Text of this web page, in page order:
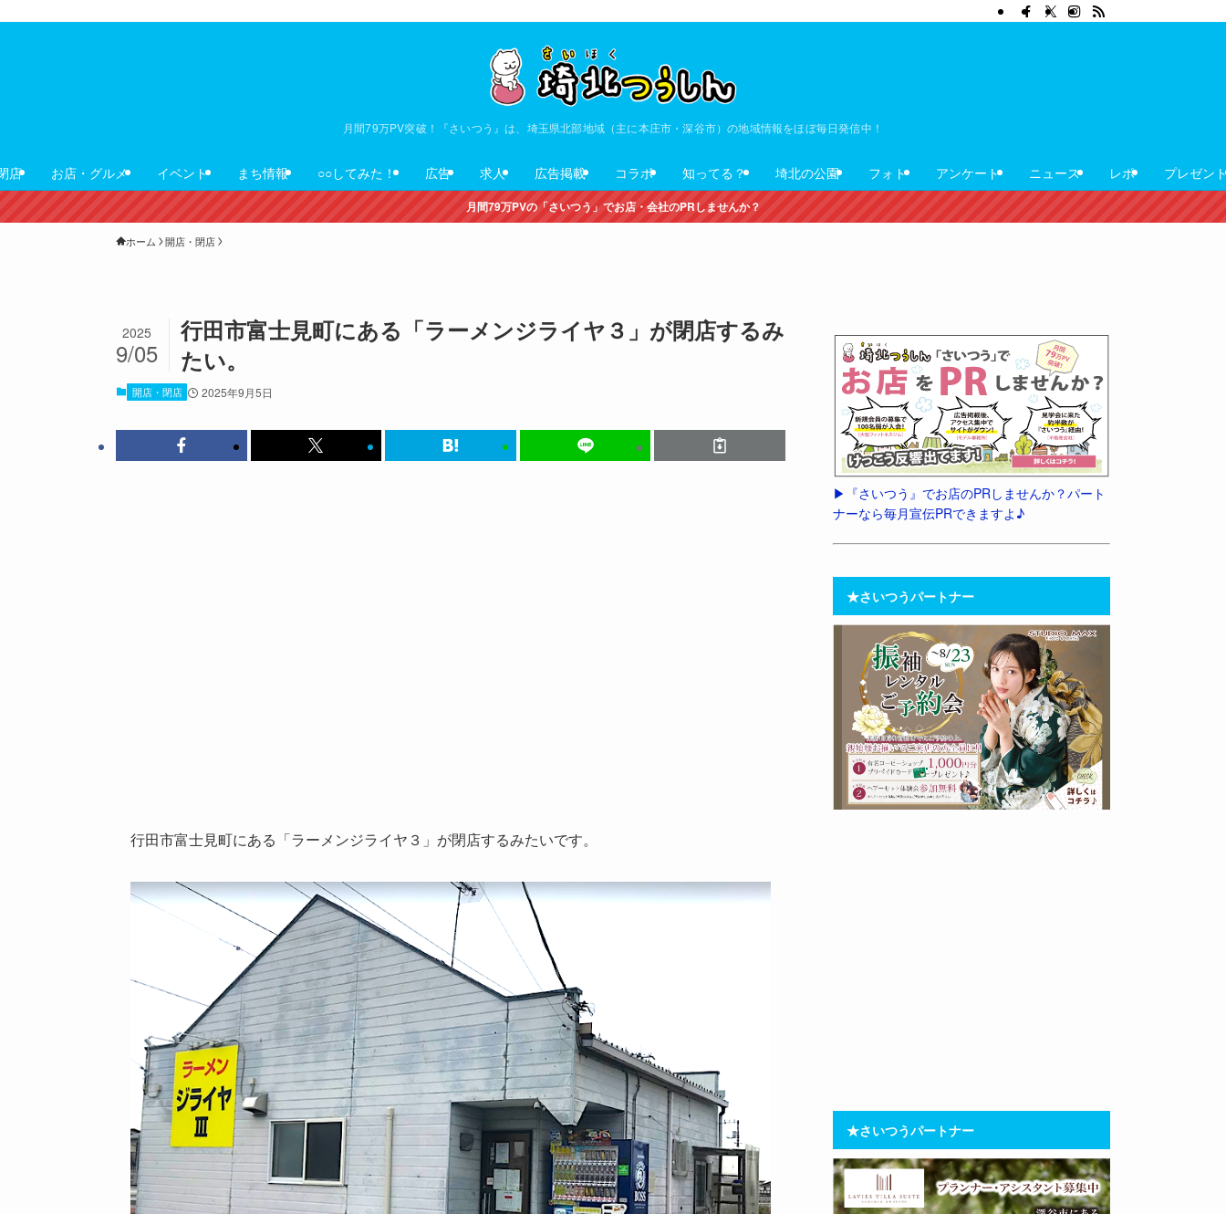
月間79万PV突破！『さいつう』は、埼玉県北部地域（主に本庄市・深谷市）の地域情報をほぼ毎日発信中！
店 お店・グルメ イベント まち情報 ○○してみた！ 広告 求人 広告掲載 コラボ 知ってる？ 埼北の公園 フォト アンケート ニュース レポ プレゼン
月間79万PVの「さいつう」でお店・会社のPRしませんか？
ホーム 開店・閉店
行田市富士見町にある「ラーメンジライヤ３」が閉店するみ
たい。
2025
9/05
開店・閉店 2025年9月5日
行田市富士見町にある「ラーメンジライヤ３」が閉店するみたいです。
▶︎『さいつう』でお店のPRしませんか？パート
ナーなら毎月宣伝PRできますよ♪
★さいつうパートナー
★さいつうパートナー